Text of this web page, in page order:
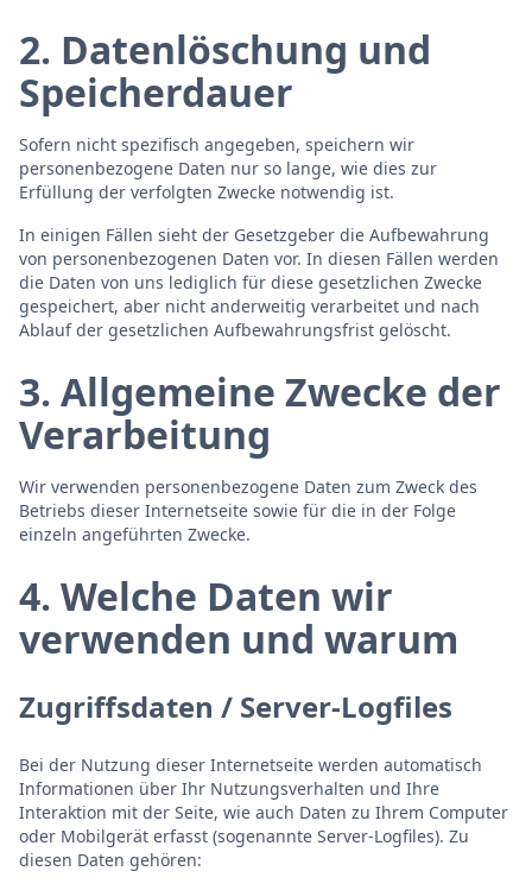
2. Datenlöschung und
Speicherdauer
Sofern nicht spezifisch angegeben, speichern wir
personenbezogene Daten nur so lange, wie dies zur
Erfüllung der verfolgten Zwecke notwendig ist.
In einigen Fällen sieht der Gesetzgeber die Aufbewahrung
von personenbezogenen Daten vor. In diesen Fällen werden
die Daten von uns lediglich für diese gesetzlichen Zwecke
gespeichert, aber nicht anderweitig verarbeitet und nach
Ablauf der gesetzlichen Aufbewahrungsfrist gelöscht.
3. Allgemeine Zwecke der
Verarbeitung
Wir verwenden personenbezogene Daten zum Zweck des
Betriebs dieser Internetseite sowie für die in der Folge
einzeln angeführten Zwecke.
4. Welche Daten wir
verwenden und warum
Zugriffsdaten / Server-Logfiles
Bei der Nutzung dieser Internetseite werden automatisch
Informationen über Ihr Nutzungsverhalten und Ihre
Interaktion mit der Seite, wie auch Daten zu Ihrem Computer
oder Mobilgerät erfasst (sogenannte Server-Logfiles). Zu
diesen Daten gehören: